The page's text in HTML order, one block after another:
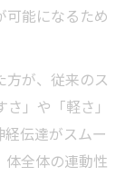
可能になるため
方が、従来のス
」や「軽さ」
伝達がスムー
体全体の連動性